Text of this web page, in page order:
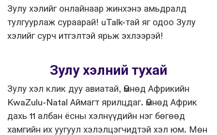
Зулу хэлийг онлайнаар жинхэнэ амьдралд
тулгуурлаж сураарай! uTalk-тай яг одоо Зулу
хэлийг сурч итгэлтэй ярьж эхлээрэй!
Зулу хэлний тухай
Зулу хэл клик дуу авиатай, Өмнөд Африкийн
KwaZulu-Natal Аймагт ярилцдаг. Өмнөд Африк
дахь 11 албан ёсны хэлнүүдийн нэг бөгөөд
хамгийн их уугуул хэлэлцэгчидтэй хэл юм. Мөн